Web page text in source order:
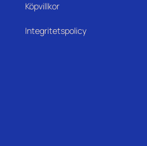
Köpvillkor
Integritetspolicy